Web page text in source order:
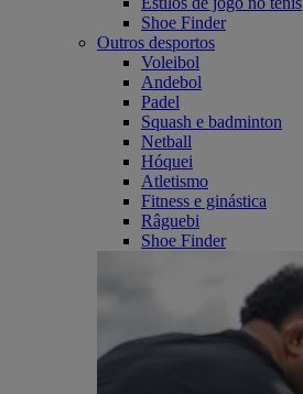
Shoe Finder
Outros desportos
Voleibol
Andebol
Padel
Squash e badminton
Netball
Hóquei
Atletismo
Fitness e ginástica
Râguebi
Shoe Finder